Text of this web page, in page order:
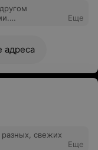
льдом. Рыба
на вид
в жуках. Не
для
очень
Еще
адреса
свежих
Еще